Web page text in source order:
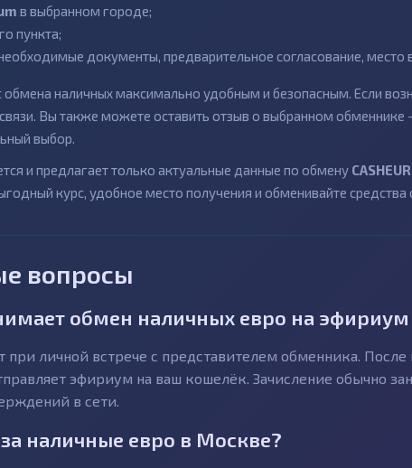
в выбранном городе;
пункта;
документы, предварительное согласование, место
наличных максимально удобным и безопасным. Если
Вы также можете оставить отзыв о выбранном
выбор.
и предлагает только актуальные данные по обмену CASHEUR
курс, удобное место получения и обменивайте средства
вопросы
обмен наличных евро на
личной встрече с представителем обменника.
эфириум на ваш кошелёк. Зачисление обычно
в сети.
наличные евро в Москве?